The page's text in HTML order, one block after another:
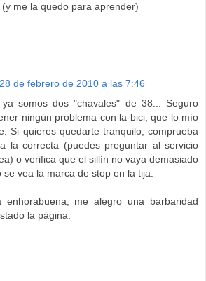
me la quedo para aprender)
28 de febrero de 2010 a las 7:46
ya somos dos "chavales" de 38... Seguro
ningún problema con la bici, que lo mío
Si quieres quedarte tranquilo, comprueba
la correcta (puedes preguntar al servicio
o verifica que el sillín no vaya demasiado
se vea la marca de stop en la tija.
enhorabuena, me alegro una barbaridad
la página.